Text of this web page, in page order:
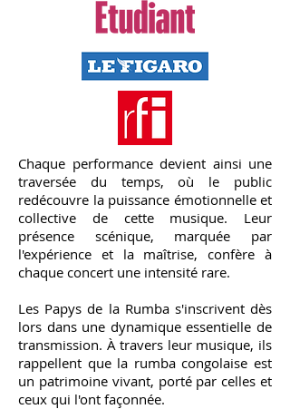
Chaque performance devient ainsi une
traversée du temps, où le public
redécouvre la puissance émotionnelle et
collective de cette musique. Leur
présence scénique, marquée par
l'expérience et la maîtrise, confère à
chaque concert une intensité rare.
Les Papys de la Rumba s'inscrivent dès
lors dans une dynamique essentielle de
transmission. À travers leur musique, ils
rappellent que la rumba congolaise est
un patrimoine vivant, porté par celles et
ceux qui l'ont façonnée.